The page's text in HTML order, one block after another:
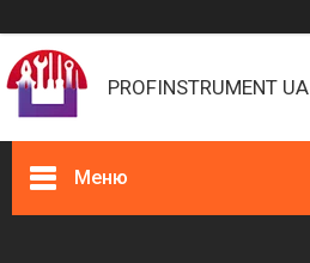
PROFINSTRUMENT UA
Меню